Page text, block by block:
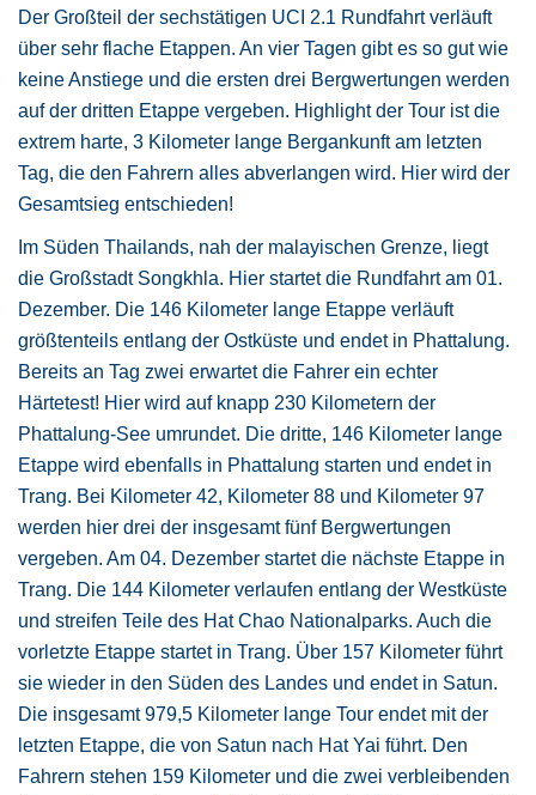
Der Großteil der sechstätigen UCI 2.1 Rundfahrt verläuft
über sehr flache Etappen. An vier Tagen gibt es so gut wie
keine Anstiege und die ersten drei Bergwertungen werden
auf der dritten Etappe vergeben. Highlight der Tour ist die
extrem harte, 3 Kilometer lange Bergankunft am letzten
Tag, die den Fahrern alles abverlangen wird. Hier wird der
Gesamtsieg entschieden!
Im Süden Thailands, nah der malayischen Grenze, liegt
die Großstadt Songkhla. Hier startet die Rundfahrt am 01.
Dezember. Die 146 Kilometer lange Etappe verläuft
größtenteils entlang der Ostküste und endet in Phattalung.
Bereits an Tag zwei erwartet die Fahrer ein echter
Härtetest! Hier wird auf knapp 230 Kilometern der
Phattalung-See umrundet. Die dritte, 146 Kilometer lange
Etappe wird ebenfalls in Phattalung starten und endet in
Trang. Bei Kilometer 42, Kilometer 88 und Kilometer 97
werden hier drei der insgesamt fünf Bergwertungen
vergeben. Am 04. Dezember startet die nächste Etappe in
Trang. Die 144 Kilometer verlaufen entlang der Westküste
und streifen Teile des Hat Chao Nationalparks. Auch die
vorletzte Etappe startet in Trang. Über 157 Kilometer führt
sie wieder in den Süden des Landes und endet in Satun.
Die insgesamt 979,5 Kilometer lange Tour endet mit der
letzten Etappe, die von Satun nach Hat Yai führt. Den
Fahrern stehen 159 Kilometer und die zwei verbleibenden